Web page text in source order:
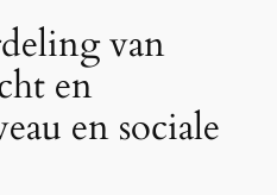
van
en
en sociale